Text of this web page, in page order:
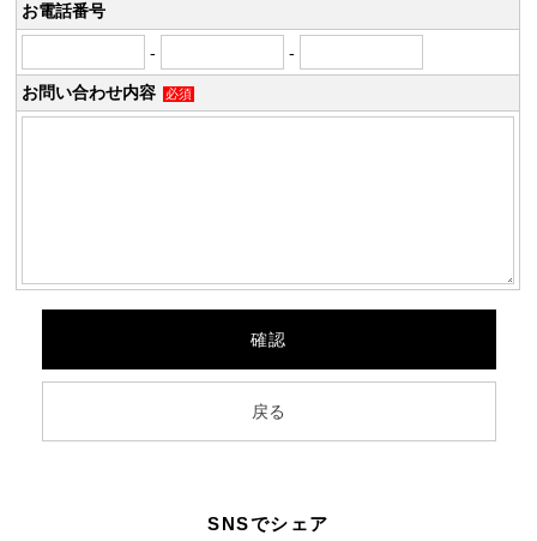
お電話番号
- -
お問い合わせ内容 必須
SNSでシェア